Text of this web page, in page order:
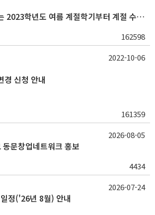
☆ 자유전공학부는 2023학년도 여름 계절학기부터 계절 수업을 개설하지 않습니다 ☆
162598
경 신청 안내
161359
2022-10-06
문창업네트워크 홍보
4434
2026-08-05
정('26년 8월) 안내
2026-07-24